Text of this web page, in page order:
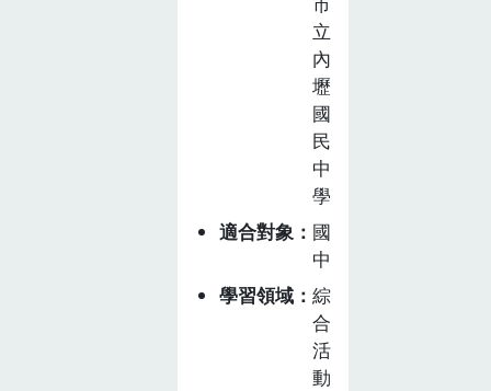
程，共計 10 節
課。本課程為板
橋國中七年級彈
性課程「大漢冒
險家」4 個主軸
之一，全年級學
生分為 4 個班
群，每學期進行
2 個主軸，1 學
年內完成 4 個主
軸之學習，因此
每位學生都有接
觸食農教育的機
立
內
壢
國
民
中
學
適合對象
國
中
學習領域
綜
合
活
動